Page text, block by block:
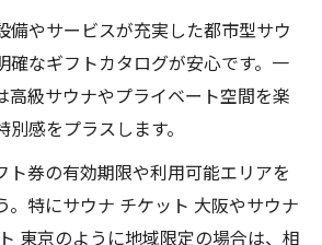
備やサービスが充実した都市型サウ
確なギフトカタログが安心です。一
高級サウナやプライベート空間を楽
感をプラスします。
ト券の有効期限や利用可能エリアを
。特にサウナ チケット 大阪やサウナ
東京のように地域限定の場合は、相